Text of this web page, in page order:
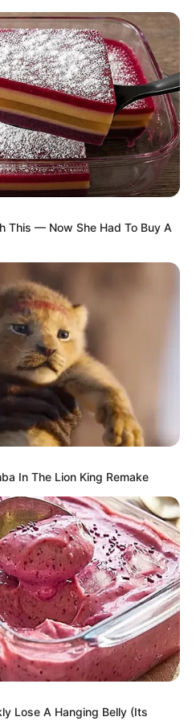
dos Deputados > Notícia >
This — Now She Had To Buy A
In The Lion King Remake
Lose A Hanging Belly (Its